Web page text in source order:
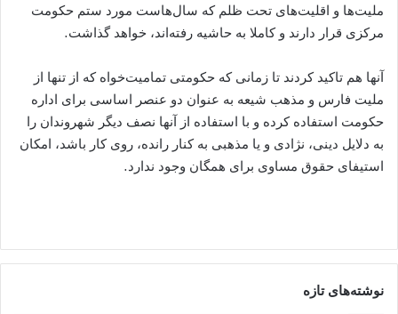
ملیت‌ها و اقلیت‌های تحت ظلم که سال‌هاست مورد ستم حکومت
مرکزی قرار دارند و کاملا به حاشیه رفته‌اند، خواهد گذاشت.
آنها هم تاکید کردند تا زمانی که حکومتی تمامیت‌خواه که از تنها از
ملیت فارس و مذهب شیعه به عنوان دو عنصر اساسی برای اداره
حکومت استفاده کرده و با استفاده از آنها نصف دیگر شهروندان را
به دلایل دینی، نژادی و یا مذهبی به کنار رانده، روی کار باشد، امکان
استیفای حقوق مساوی برای همگان وجود ندارد.
نوشته‌های تازه